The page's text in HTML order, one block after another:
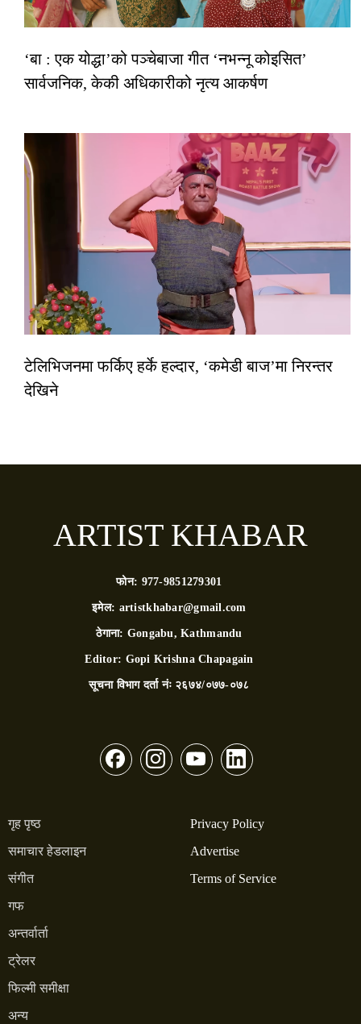
‘बा : एक योद्धा’को पञ्चेबाजा गीत ‘नभन्नू कोइसित’
सार्वजनिक, केकी अधिकारीको नृत्य आकर्षण
टेलिभिजनमा फर्किए हर्के हल्दार, ‘कमेडी बाज’मा निरन्तर
देखिने
ARTIST KHABAR
फोन: 977-9851279301
इमेल: artistkhabar@gmail.com
ठेगाना: Gongabu, Kathmandu
Editor: Gopi Krishna Chapagain
सूचना विभाग दर्ता नंः २६७४/०७७-०७८
गृह पृष्ठ
समाचार हेडलाइन
संगीत
गफ
अन्तर्वार्ता
ट्रेलर
फिल्मी समीक्षा
अन्य
Privacy Policy
Advertise
Terms of Service